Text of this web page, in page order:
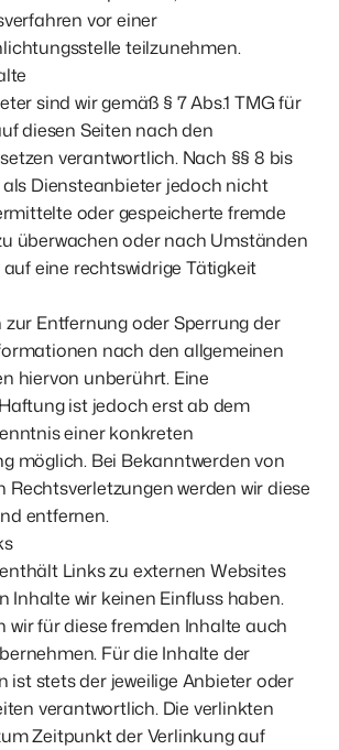
vor einer
teilzunehmen.
sind wir gemäß § 7 Abs.1 TMG für
diesen Seiten nach den
verantwortlich. Nach §§ 8 bis
als Diensteanbieter jedoch nicht
oder gespeicherte fremde
überwachen oder nach Umständen
eine rechtswidrige Tätigkeit
Entfernung oder Sperrung der
nach den allgemeinen
hiervon unberührt. Eine
ist jedoch erst ab dem
einer konkreten
möglich. Bei Bekanntwerden von
Rechtsverletzungen werden wir diese
entfernen.
Links zu externen Websites
Inhalte wir keinen Einfluss haben.
wir für diese fremden Inhalte auch
Für die Inhalte der
ist stets der jeweilige Anbieter oder
verantwortlich. Die verlinkten
Zeitpunkt der Verlinkung auf